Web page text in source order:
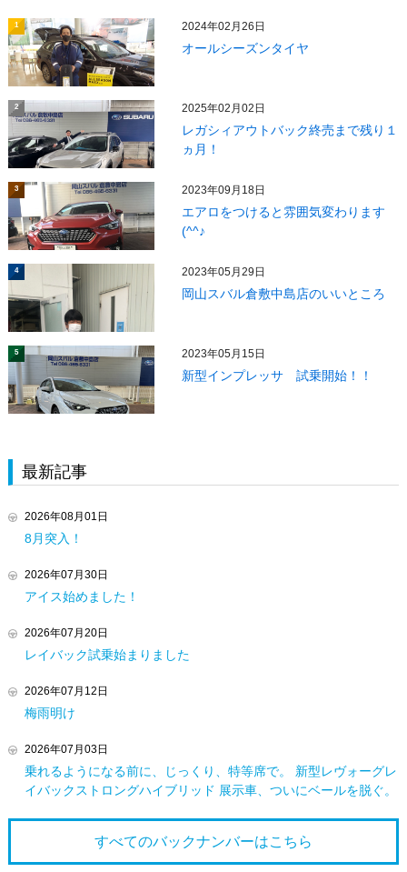
1 2024年02月26日
オールシーズンタイヤ
2 2025年02月02日
レガシィアウトバック終売まで残り１
ヵ月！
3 2023年09月18日
エアロをつけると雰囲気変わります
(^^♪
4 2023年05月29日
岡山スバル倉敷中島店のいいところ
5 2023年05月15日
新型インプレッサ 試乗開始！！
最新記事
2026年08月01日
8月突入！
2026年07月30日
アイス始めました！
2026年07月20日
レイバック試乗始まりました
2026年07月12日
梅雨明け
2026年07月03日
乗れるようになる前に、じっくり、特等席で。 新型レヴォーグレ
イバックストロングハイブリッド 展示車、ついにベールを脱ぐ。
すべてのバックナンバーはこちら